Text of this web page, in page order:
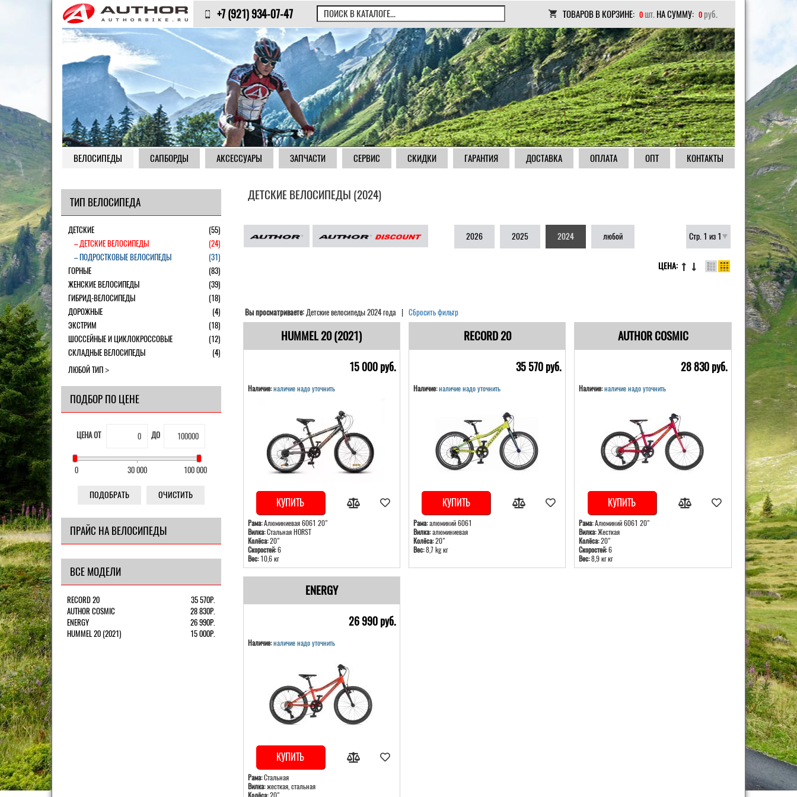
+7 (921) 934-07-47 ТОВАРОВ В КОРЗИНЕ: 0 шт. НА СУММУ: 0 руб.
ВЕЛОСИПЕДЫ САПБОРДЫ АКСЕССУАРЫ ЗАПЧАСТИ СЕРВИС СКИДКИ ГАРАНТИЯ ДОСТАВКА ОПЛАТА ОПТ КОНТАКТЫ
ТИП ВЕЛОСИПЕДА
ДЕТСКИЕ
(55)
– ДЕТСКИЕ ВЕЛОСИПЕДЫ
(24)
– ПОДРОСТКОВЫЕ ВЕЛОСИПЕДЫ
(31)
ГОРНЫЕ
(83)
ЖЕНСКИЕ ВЕЛОСИПЕДЫ
(39)
ГИБРИД-ВЕЛОСИПЕДЫ
(18)
ДОРОЖНЫЕ
(4)
ЭКСТРИМ
(18)
ШОССЕЙНЫЕ И ЦИКЛОКРОССОВЫЕ
(12)
СКЛАДНЫЕ ВЕЛОСИПЕДЫ
(4)
ЛЮБОЙ ТИП
ПОДБОР ПО ЦЕНЕ
ЦЕНА ОТ ДО
0 30 000 100 000
ПОДОБРАТЬ ОЧИСТИТЬ
ПРАЙС НА ВЕЛОСИПЕДЫ
ВСЕ МОДЕЛИ
RECORD 20
35 570Р.
AUTHOR COSMIC
28 830Р.
ENERGY
26 990Р.
HUMMEL 20 (2021)
15 000Р.
ДЕТСКИЕ ВЕЛОСИПЕДЫ (2024)
2026 2025 2024 любой Стр. 1 из 1
ЦЕНА:
Вы просматриваете:Детские велосипеды 2024 года | Сбросить фильтр
HUMMEL 20 (2021)
15 000 pуб.
Наличие: наличие надо уточнить
КУПИТЬ
Рама:Алюминиевая 6061 20"
Вилка:Стальная HORST
Колёса:20"
Скоростей:6
Вес:10,6 кг
RECORD 20
35 570 pуб.
Наличие:наличие надо уточнить
КУПИТЬ
Рама:алюминий 6061
Вилка:алюминиевая
Колёса:20"
Вес:8,7 kg кг
AUTHOR COSMIC
28 830 pуб.
Наличие:наличие надо уточнить
КУПИТЬ
Рама:Алюминий 6061 20"
Вилка:Жесткая
Колёса:20"
Скоростей:6
Вес:8,9 кг кг
ENERGY
26 990 pуб.
Наличие: наличие надо уточнить
КУПИТЬ
Рама:Стальная
Вилка:жесткая, стальная